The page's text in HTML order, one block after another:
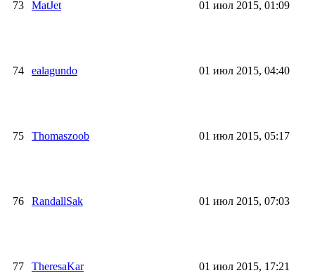
73 MatJet 01 июл 2015, 01:09
74 ealagundo 01 июл 2015, 04:40
75 Thomaszoob 01 июл 2015, 05:17
76 RandallSak 01 июл 2015, 07:03
77 TheresaKar 01 июл 2015, 17:21